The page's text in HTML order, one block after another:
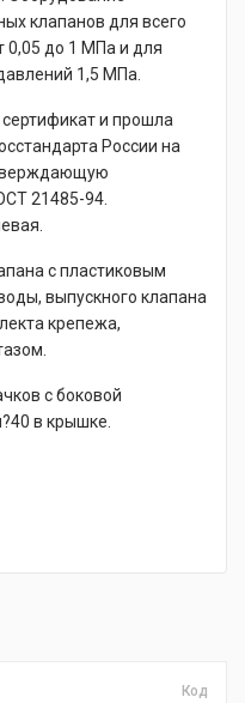
клапанов для всего
0,05 до 1 МПа и для
1,5 МПа.
и прошла
России на
21485-94.
с пластиковым
выпускного клапана
крепежа,
с боковой
в крышке.
Код